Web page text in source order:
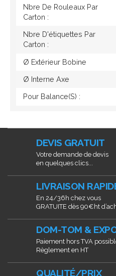
Nbre De Rouleaux Par
Carton :
Nbre D'étiquettes Par
Carton :
Ø Extérieur Bobine
Ø Interne Axe
Pour Balance(s) :
DEVIS GRATUIT
Votre demande de devis
en quelques clics...
LIVRAISON
En 24/36h chez vous
GRATUITE dès 90€ht
DOM-TOM &
Paiement hors TVA
Règlement en HT
QUALITÉ/PRIX